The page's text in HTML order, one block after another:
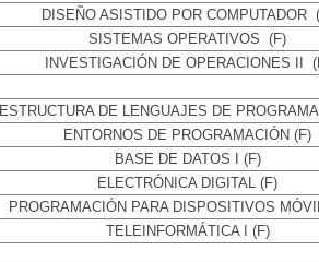
DISEÑO ASISTIDO POR COMPUTADOR
SISTEMAS OPERATIVOS (F)
INVESTIGACIÓN DE OPERACIONES II
ESTRUCTURA DE LENGUAJES DE
ENTORNOS DE PROGRAMACIÓN (F)
BASE DE DATOS I (F)
ELECTRÓNICA DIGITAL (F)
PROGRAMACIÓN PARA DISPOSITIVOS
TELEINFORMÁTICA I (F)